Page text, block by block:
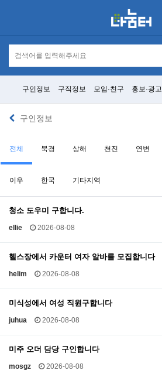
구인정보 구직정보 모임·친구 홍보·광고
구인정보
전체 북경 상해 천진 연변
이우 한국 기타지역
청소 도우미 구합니다.
ellie 2026-08-08
헬스장에서 카운터 여자 알바를 모집합니다
helim 2026-08-08
미식성에서 여성 직원구합니다
juhua 2026-08-08
미주 오더 담당 구인합니다
mosgz 2026-08-08